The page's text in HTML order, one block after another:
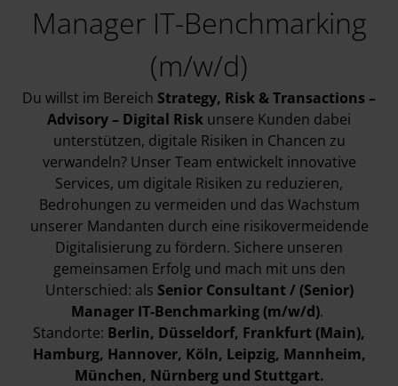
Manager IT-Benchmarking
(m/w/d)
Du willst im Bereich Strategy, Risk & Transactions –
Advisory – Digital Risk unsere Kunden dabei
unterstützen, digitale Risiken in Chancen zu
verwandeln? Unser Team entwickelt innovative
Services, um digitale Risiken zu reduzieren,
Bedrohungen zu vermeiden und das Wachstum
unserer Mandanten durch eine risikovermeidende
Digitalisierung zu fördern. Sichere unseren
gemeinsamen Erfolg und mach mit uns den
Unterschied: als Senior Consultant / (Senior)
Manager IT-Benchmarking (m/w/d).
Standorte: Berlin, Düsseldorf, Frankfurt (Main),
Hamburg, Hannover, Köln, Leipzig, Mannheim,
München, Nürnberg und Stuttgart.